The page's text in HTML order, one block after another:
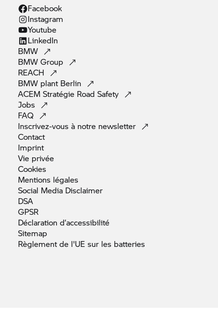
Facebook
Instagram
Youtube
LinkedIn
BMW
BMWGroup
REACH
BMW plant Berlin
ACEM Stratégie RoadSafety
Jobs
FAQ
Inscrivez-vous à notre newsletter
Contact
Imprint
Vie privée
Cookies
Mentions légales
Social Media Disclaimer
DSA
GPSR
Déclarationd’accessibilité
Sitemap
Règlement de l'UE sur les batteries